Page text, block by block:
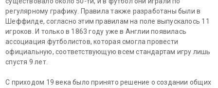
регулярному графику. Правила также разработаны были в
Шеффилде, согласно этим правилам на поле выпускалось 11
игроков. И только в 1863 году уже в Англии появилась
ассоциация футболистов, которая смогла провести
официальную, соответствующую всем стандартам игру лишь
спустя 9 лет.
С приходом 19 века было принято решение о создании общих